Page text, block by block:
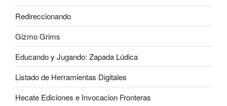
Redireccionando
Gizmo Grims
Educando y Jugando: Zapada Lúdica
Listado de Herramientas Digitales
Hecate Ediciones e Invocacion Fronteras